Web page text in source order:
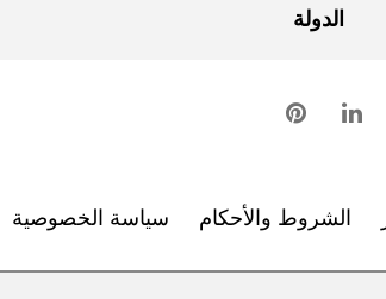
الدولة
الشروط والأحكام سياسة الخصوصية